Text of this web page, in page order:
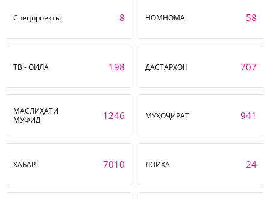
Спецпроекты 8 НОМНОМА 58
ТВ - ОИЛА 198 ДАСТАРХОН 707
МАСЛИҲАТИ
МУФИД
1246 МУҲОҶИРАТ 941
ХАБАР 7010 ЛОИҲА 24